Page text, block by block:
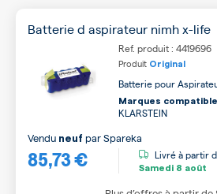
Batterie d aspirateur nimh x-life
Ref. produit : 4419696
Produit Original
Batterie pour
Marques
KLARSTEIN
85,73 €
Vendu neuf parSpareka
Livré à partir
Samedi 8 août